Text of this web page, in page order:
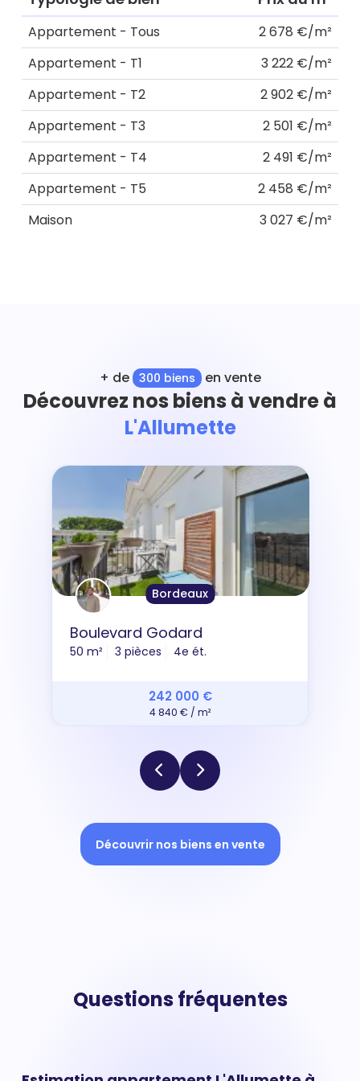
Appartement - Tous
2 678 €/m²
Appartement - T1
3 222 €/m²
Appartement - T2
2 902 €/m²
Appartement - T3
2 501 €/m²
Appartement - T4
2 491 €/m²
Appartement - T5
2 458 €/m²
Maison
3 027 €/m²
+ de 300 biens en vente
Découvrez nos biens à vendre à
L'Allumette
Bordeaux
Boulevard Godard
50 m² 3 pièces 4e ét.
242 000 €
4 840 € / m²
Découvrir nos biens en vente
Questions fréquentes